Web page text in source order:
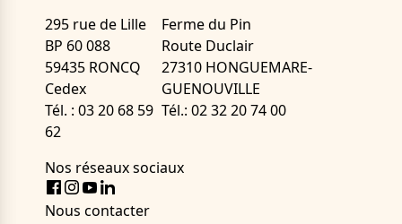
295 rue de Lille
BP 60 088
59435 RONCQ
Cedex
Tél. : 03 20 68 59
62
Ferme du Pin
Route Duclair
27310 HONGUEMARE-
GUENOUVILLE
Tél.: 02 32 20 74 00
Nos réseaux sociaux
Facebook
Instagram
Youtube
Nous contacter